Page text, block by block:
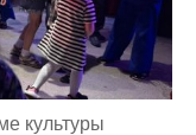
культуры